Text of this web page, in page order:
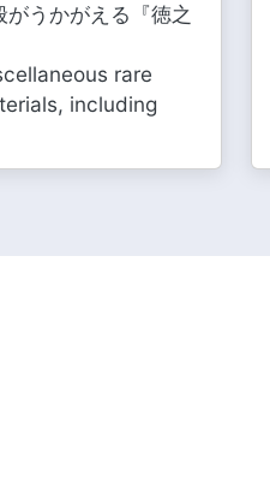
うかがえる『徳之
rare
including